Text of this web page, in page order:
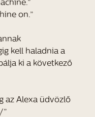
on.”
kell haladnia a
ki a következő
az Alexa üdvözlő
”